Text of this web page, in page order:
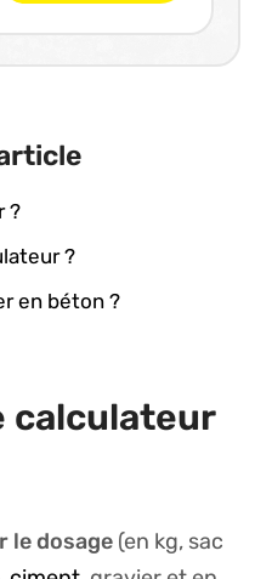
?
?
en béton ?
calculateur
le dosage(en kg, sac